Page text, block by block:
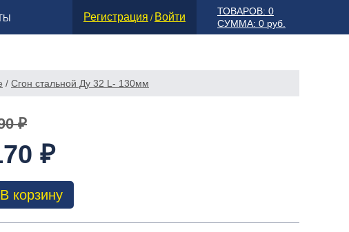
ТОВАРОВ: 0
СУММА: 0 руб.
Регистрация / Войти
/ Сгон стальной Ду 32 L- 130мм
₽
₽
В корзину